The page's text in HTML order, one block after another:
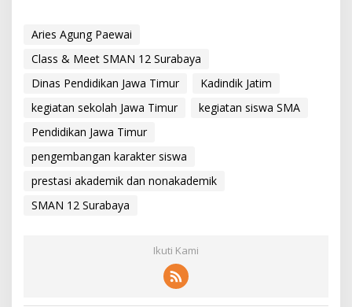
Aries Agung Paewai
Class & Meet SMAN 12 Surabaya
Dinas Pendidikan Jawa Timur
Kadindik Jatim
kegiatan sekolah Jawa Timur
kegiatan siswa SMA
Pendidikan Jawa Timur
pengembangan karakter siswa
prestasi akademik dan nonakademik
SMAN 12 Surabaya
Ikuti Kami